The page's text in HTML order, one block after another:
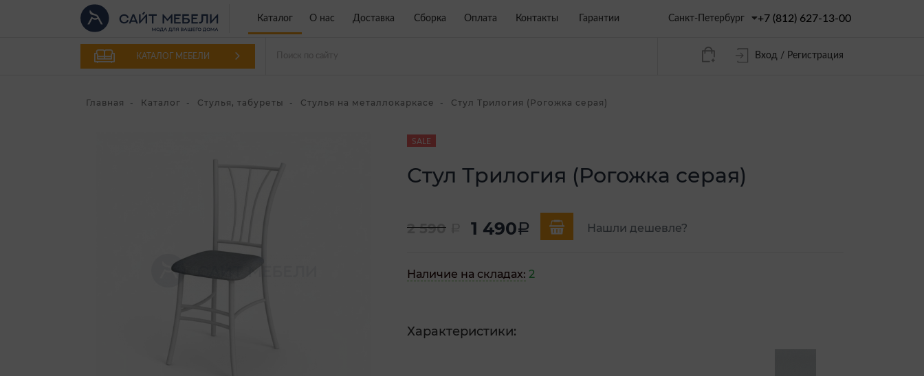
Каталог О нас Доставка Сборка Оплата Контакты Гарантии Санкт-Петербург +7 (812) 627-13-00
КАТАЛОГ МЕБЕЛИ Вход / Регистрация
Главная Каталог Стулья, табуреты Стулья на металлокаркасе Стул Трилогия (Рогожка серая)
SALE
Стул Трилогия (Рогожка серая)
2 590 1 490a Нашли дешевле?
Наличие на складах: 2
Характеристики: